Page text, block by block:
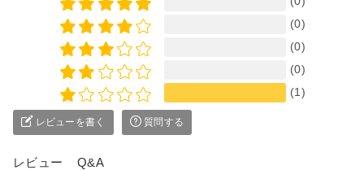
(0)
(0)
(0)
(1)
レビューを書く 質問する
レビュー Q&A